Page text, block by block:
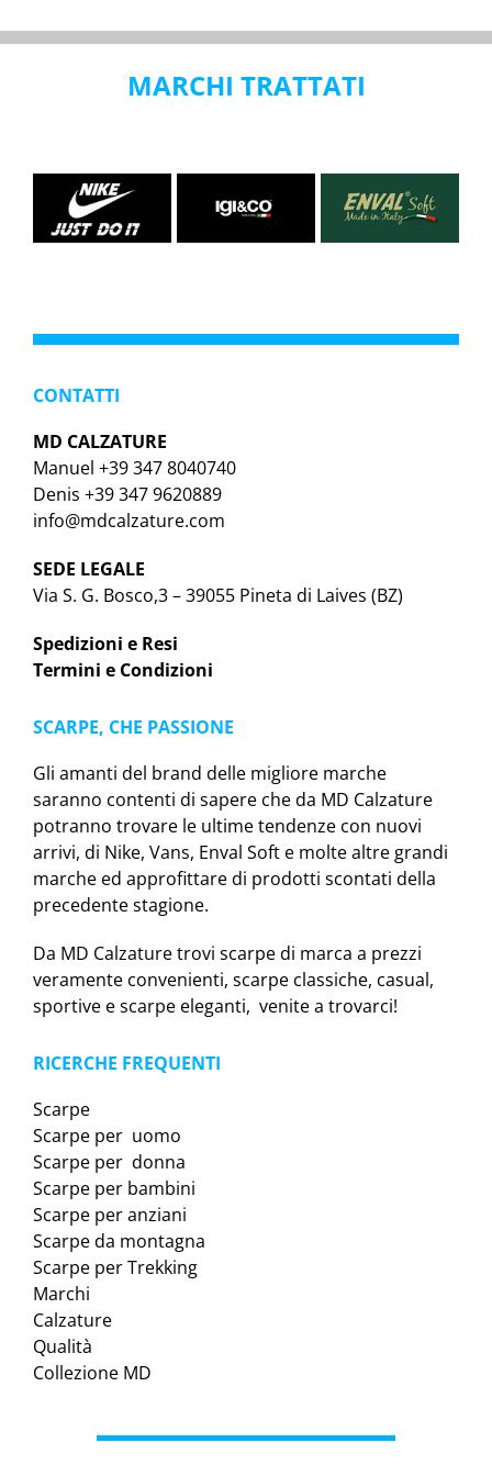
MARCHI TRATTATI
CONTATTI
MD CALZATURE
Manuel +39 347 8040740
Denis +39 347 9620889
info@mdcalzature.com
SEDE LEGALE
Via S. G. Bosco,3 – 39055 Pineta di Laives (BZ)
Spedizioni e Resi
Termini e Condizioni
SCARPE, CHE PASSIONE
Gli amanti del brand delle migliore marche
saranno contenti di sapere che da MD Calzature
potranno trovare le ultime tendenze con nuovi
arrivi, di Nike, Vans, Enval Soft e molte altre grandi
marche ed approfittare di prodotti scontati della
precedente stagione.
Da MD Calzature trovi scarpe di marca a prezzi
veramente convenienti, scarpe classiche, casual,
sportive e scarpe eleganti, venite a trovarci!
RICERCHE FREQUENTI
Scarpe
Scarpe per uomo
Scarpe per donna
Scarpe per bambini
Scarpe per anziani
Scarpe da montagna
Scarpe per Trekking
Marchi
Calzature
Qualità
Collezione MD